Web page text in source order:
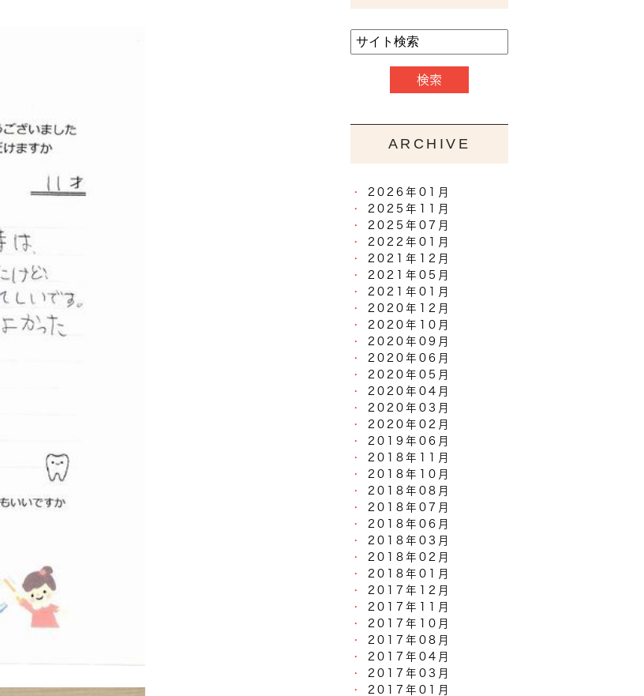
ARCHIVE
2026年01月
2025年11月
2025年07月
2022年01月
2021年12月
2021年05月
2021年01月
2020年12月
2020年10月
2020年09月
2020年06月
2020年05月
2020年04月
2020年03月
2020年02月
2019年06月
2018年11月
2018年10月
2018年08月
2018年07月
2018年06月
2018年03月
2018年02月
2018年01月
2017年12月
2017年11月
2017年10月
2017年08月
2017年04月
2017年03月
2017年01月